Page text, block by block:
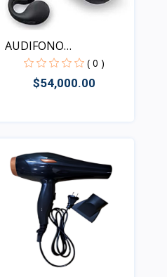
AUDIFONO
INALAMBRICO MS...
( 0 )
$54,000.00